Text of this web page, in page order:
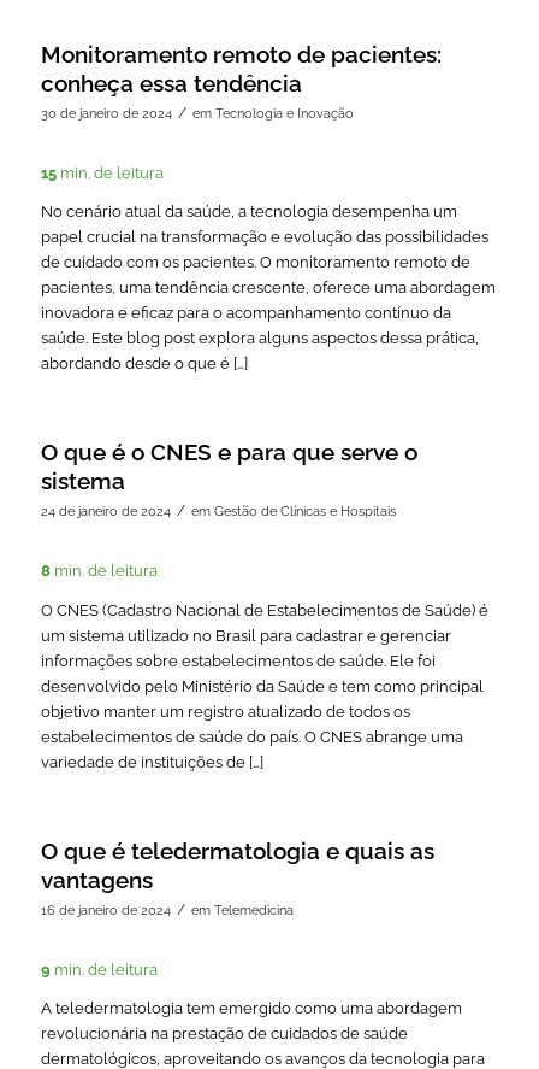
Monitoramento remoto de pacientes:
conheça essa tendência
30 de janeiro de 2024 / em Tecnologia e Inovação
15 min. de leitura
No cenário atual da saúde, a tecnologia desempenha um
papel crucial na transformação e evolução das possibilidades
de cuidado com os pacientes. O monitoramento remoto de
pacientes, uma tendência crescente, oferece uma abordagem
inovadora e eficaz para o acompanhamento contínuo da
saúde. Este blog post explora alguns aspectos dessa prática,
abordando desde o que é […]
O que é o CNES e para que serve o
sistema
24 de janeiro de 2024 / em Gestão de Clínicas e Hospitais
8 min. de leitura
O CNES (Cadastro Nacional de Estabelecimentos de Saúde) é
um sistema utilizado no Brasil para cadastrar e gerenciar
informações sobre estabelecimentos de saúde. Ele foi
desenvolvido pelo Ministério da Saúde e tem como principal
objetivo manter um registro atualizado de todos os
estabelecimentos de saúde do país. O CNES abrange uma
variedade de instituições de […]
O que é teledermatologia e quais as
vantagens
16 de janeiro de 2024 / em Telemedicina
9 min. de leitura
A teledermatologia tem emergido como uma abordagem
revolucionária na prestação de cuidados de saúde
dermatológicos, aproveitando os avanços da tecnologia para